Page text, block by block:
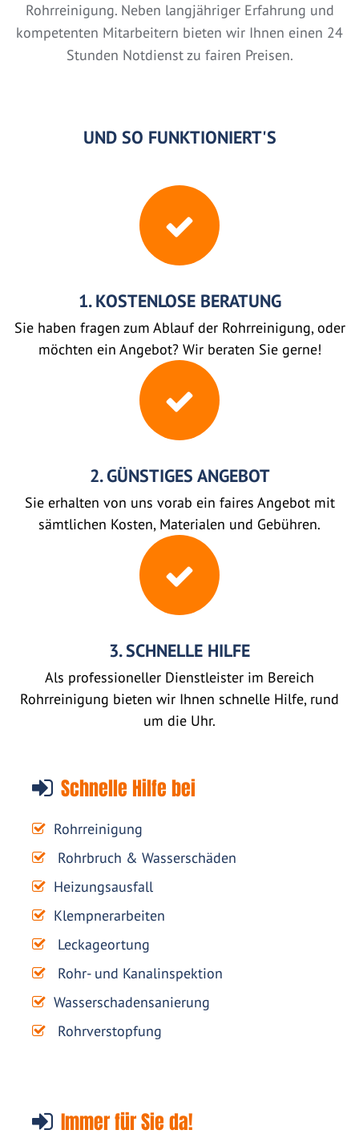
Rohrreinigung. Neben langjähriger Erfahrung und
kompetenten Mitarbeitern bieten wir Ihnen einen 24
Stunden Notdienst zu fairen Preisen.
UND SO FUNKTIONIERT'S
1. KOSTENLOSE BERATUNG
Sie haben fragen zum Ablauf der Rohrreinigung, oder
möchten ein Angebot? Wir beraten Sie gerne!
2. GÜNSTIGES ANGEBOT
Sie erhalten von uns vorab ein faires Angebot mit
sämtlichen Kosten, Materialen und Gebühren.
3. SCHNELLE HILFE
Als professioneller Dienstleister im Bereich
Rohrreinigung bieten wir Ihnen schnelle Hilfe, rund
um die Uhr.
Schnelle Hilfe bei
Rohrreinigung
Rohrbruch & Wasserschäden
Heizungsausfall
Klempnerarbeiten
Leckageortung
Rohr- und Kanalinspektion
Wasserschadensanierung
Rohrverstopfung
Immer für Sie da!